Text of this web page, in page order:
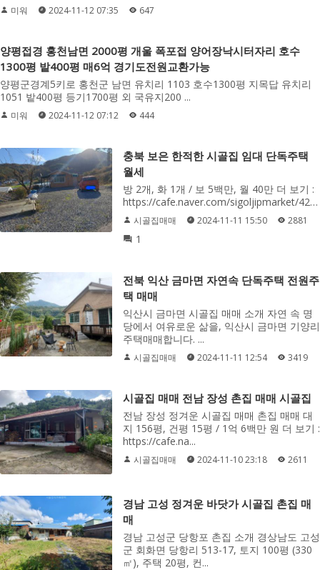
미워 2024-11-12 07:35 647
양평접경 홍천남면 2000평 개울 폭포접 양어장낙시터자리 호수
1300평 밭400평 매6억 경기도전원교환가능
양평군경계5키로 홍천군 남면 유치리 1103 호수1300평 지목답 유치리
1051 밭400평 등기1700평 외 국유지200 ...
미워 2024-11-12 07:12 444
충북 보은 한적한 시골집 임대 단독주택
월세
방 2개, 화 1개 / 보 5백만, 월 40만 더 보기 :
https://cafe.naver.com/sigoljipmarket/4267
시골집매매 2024-11-11 15:50 2881
1
전북 익산 금마면 자연속 단독주택 전원주
택 매매
익산시 금마면 시골집 매매 소개 자연 속 명
당에서 여유로운 삶을, 익산시 금마면 기양리
주택매매합니다. ...
시골집매매 2024-11-11 12:54 3419
시골집 매매 전남 장성 촌집 매매 시골집
전남 장성 정겨운 시골집 매매 촌집 매매 대
지 156평, 건평 15평 / 1억 6백만 원 더 보기 :
https://cafe.na...
시골집매매 2024-11-10 23:18 2611
경남 고성 정겨운 바닷가 시골집 촌집 매
매
경남 고성군 당항포 촌집 소개 경상남도 고성
군 회화면 당항리 513-17, 토지 100평 (330
㎡), 주택 20평, 컨...